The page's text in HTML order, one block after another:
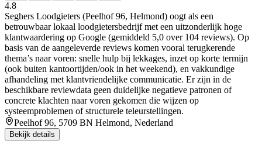
4.8
Seghers Loodgieters (Peelhof 96, Helmond) oogt als een
betrouwbaar lokaal loodgietersbedrijf met een uitzonderlijk hoge
klantwaardering op Google (gemiddeld 5,0 over 104 reviews). Op
basis van de aangeleverde reviews komen vooral terugkerende
thema’s naar voren: snelle hulp bij lekkages, inzet op korte termijn
(ook buiten kantoortijden/ook in het weekend), en vakkundige
afhandeling met klantvriendelijke communicatie. Er zijn in de
beschikbare reviewdata geen duidelijke negatieve patronen of
concrete klachten naar voren gekomen die wijzen op
systeemproblemen of structurele teleurstellingen.
Peelhof 96, 5709 BN Helmond, Nederland
Bekijk details